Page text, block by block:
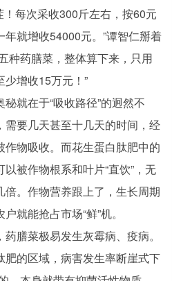
每次采收300斤左右，按60元
就增收54000元。”谭智仁掰着
种药膳菜，整体算下来，只用
增收15万元！”
就在于“吸收路径”的迥然不
需要几天甚至十几天的时间，经
物吸收。而花生蛋白肽肥中的
被作物根系和叶片“直饮”，无
。作物营养跟上了，生长周期
就能抢占市场“鲜”机。
膳菜极易发生灰霉病、疫病。
的区域，病害发生率断崖式下